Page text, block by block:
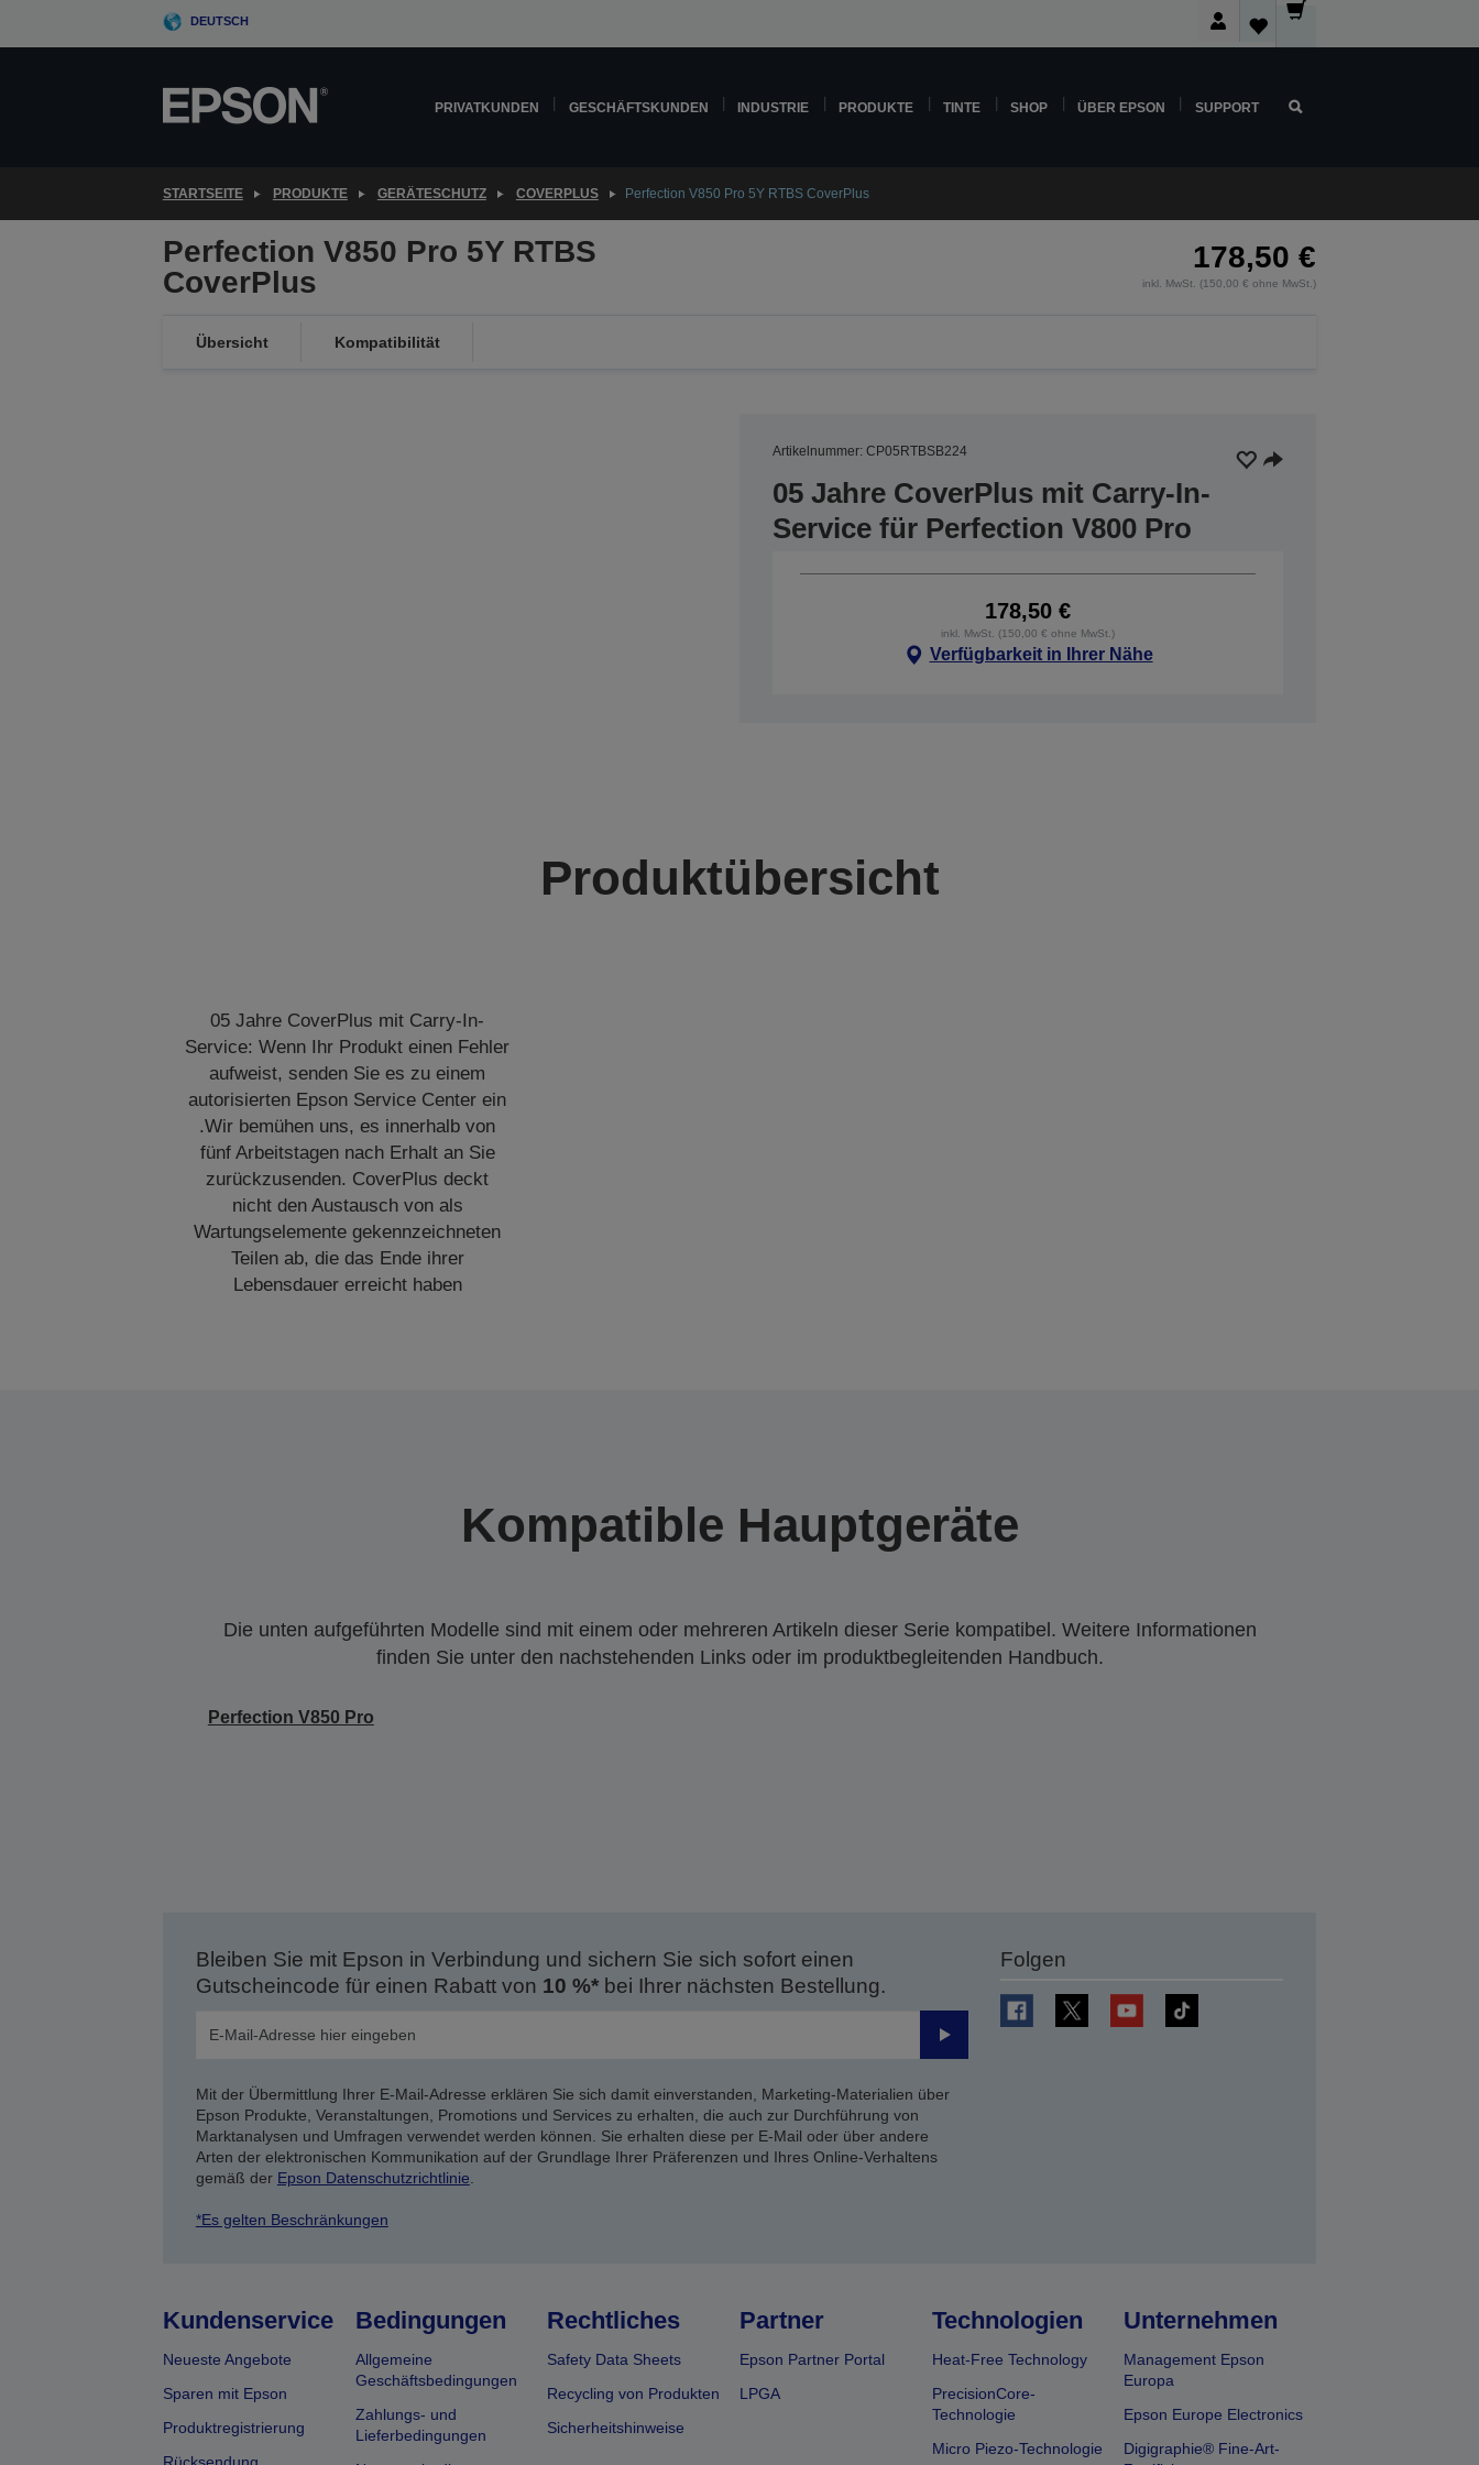
DEUTSCH
PRIVATKUNDEN GESCHÄFTSKUNDEN INDUSTRIE PRODUKTE TINTE SHOP ÜBER EPSON SUPPORT
STARTSEITE PRODUKTE GERÄTESCHUTZ COVERPLUS Perfection V850 Pro 5Y RTBS CoverPlus
Perfection V850 Pro 5Y RTBS
CoverPlus
178,50 €
inkl. MwSt. (150,00 € ohne MwSt.)
Übersicht Kompatibilität
Artikelnummer: CP05RTBSB224
05 Jahre CoverPlus mit Carry-In-
Service für Perfection V800 Pro
178,50 €
inkl. MwSt. (150,00 € ohne MwSt.)
Verfügbarkeit in Ihrer Nähe
Produktübersicht
05 Jahre CoverPlus mit Carry-In-
Service: Wenn Ihr Produkt einen Fehler
aufweist, senden Sie es zu einem
autorisierten Epson Service Center ein
.Wir bemühen uns, es innerhalb von
fünf Arbeitstagen nach Erhalt an Sie
zurückzusenden. CoverPlus deckt
nicht den Austausch von als
Wartungselemente gekennzeichneten
Teilen ab, die das Ende ihrer
Lebensdauer erreicht haben
Kompatible Hauptgeräte
Die unten aufgeführten Modelle sind mit einem oder mehreren Artikeln dieser Serie kompatibel. Weitere Informationen
finden Sie unter den nachstehenden Links oder im produktbegleitenden Handbuch.
Perfection V850 Pro
Bleiben Sie mit Epson in Verbindung und sichern Sie sich sofort einen
Gutscheincode für einen Rabatt von 10 %*bei Ihrer nächsten Bestellung.
Senden
Mit der Übermittlung Ihrer E-Mail-Adresse erklären Sie sich damit einverstanden, Marketing-Materialien über
Epson Produkte, Veranstaltungen, Promotions und Services zu erhalten, die auch zur Durchführung von
Marktanalysen und Umfragen verwendet werden können. Sie erhalten diese per E-Mail oder über andere
Arten der elektronischen Kommunikation auf der Grundlage Ihrer Präferenzen und Ihres Online-Verhaltens
gemäß der Epson Datenschutzrichtlinie
*Es gelten Beschränkungen
Folgen
Kundenservice
Neueste Angebote
Sparen mit Epson
Produktregistrierung
Bedingungen
Allgemeine
Geschäftsbedingungen
Zahlungs- und
Lieferbedingungen
Rechtliches
Safety Data Sheets
Recycling von Produkten
Sicherheitshinweise
Partner
Epson Partner Portal
LPGA
Technologien
Heat-Free Technology
PrecisionCore-
Technologie
Micro Piezo-Technologie
Unternehmen
Management Epson
Europa
Epson Europe Electronics
Digigraphie® Fine-Art-